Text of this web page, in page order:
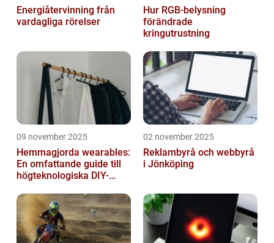
Energiåtervinning från
vardagliga rörelser
Hur RGB-belysning
förändrade
kringutrustning
09 november 2025
Hemmagjorda wearables:
En omfattande guide till
högteknologiska DIY-
02 november 2025
Reklambyrå och webbyrå
i Jönköping